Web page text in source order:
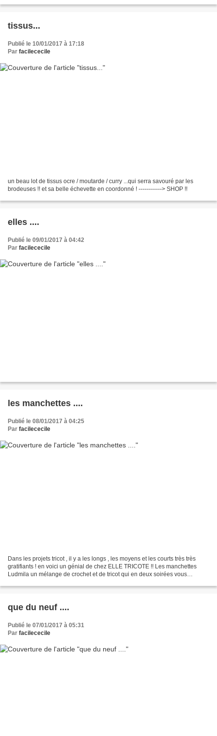
tissus...
Publié le 10/01/2017 à 17:18
Par facilececile
un beau lot de tissus ocre / moutarde / curry ...qui serra savouré par les
brodeuses !! et sa belle échevette en coordonné ! ------------> SHOP !!
elles ....
Publié le 09/01/2017 à 04:42
Par facilececile
les manchettes ....
Publié le 08/01/2017 à 04:25
Par facilececile
Dans les projets tricot , il y a les longs , les moyens et les courts très très
gratifiants ! en voici un génial de chez ELLE TRICOTE !! Les manchettes
Ludmila un mélange de crochet et de tricot qui en deux soirées vous
que du neuf ....
Publié le 07/01/2017 à 05:31
Par facilececile